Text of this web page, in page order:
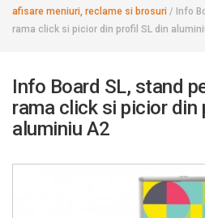
afisare meniuri, reclame si brosuri / Info
rama click si picior din profil SL din
Info Board SL, stand
rama click si picior din
aluminiu A2